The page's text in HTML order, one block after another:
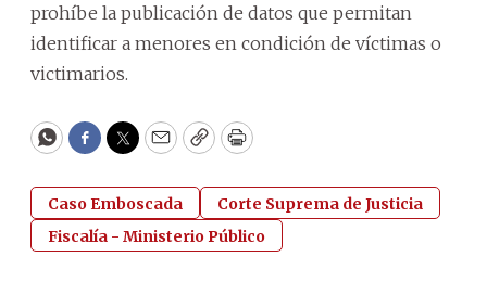
prohíbe la publicación de datos que permitan
identificar a menores en condición de víctimas o
victimarios.
WhatsApp
Facebook
Twitter
EmailCopyPrint
Caso Emboscada
Corte Suprema de Justicia
Fiscalía - Ministerio Público